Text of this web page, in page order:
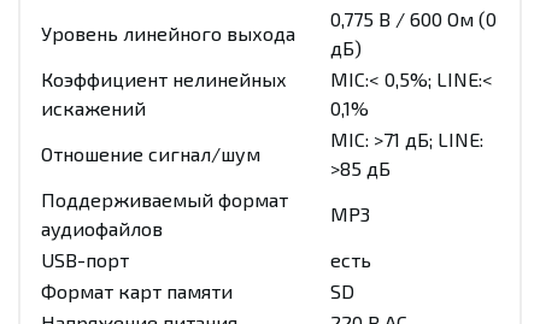
Уровень линейного выхода
0,775 В / 600 Ом (0
дБ)
Коэффициент нелинейных
искажений
MIC:< 0,5%; LINE:<
0,1%
Отношение сигнал/шум
MIC: >71 дБ; LINE:
>85 дБ
Поддерживаемый формат
аудиофайлов
МР3
USB-порт
есть
Формат карт памяти
SD